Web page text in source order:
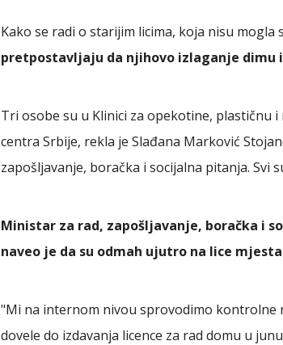
Kako se radi o starijim licima, koja nisu mogla
pretpostavljaju da njihovo izlaganje dimu
Tri osobe su u Klinici za opekotine,
centra Srbije, rekla je Slađana Marković
zapošljavanje, boračka i socijalna pitanja. Svi
Ministar za rad, zapošljavanje, boračka i
naveo je da su odmah ujutro na lice
"Mi na internom nivou sprovodimo kontrolne
dovele do izdavanja licence za rad domu u